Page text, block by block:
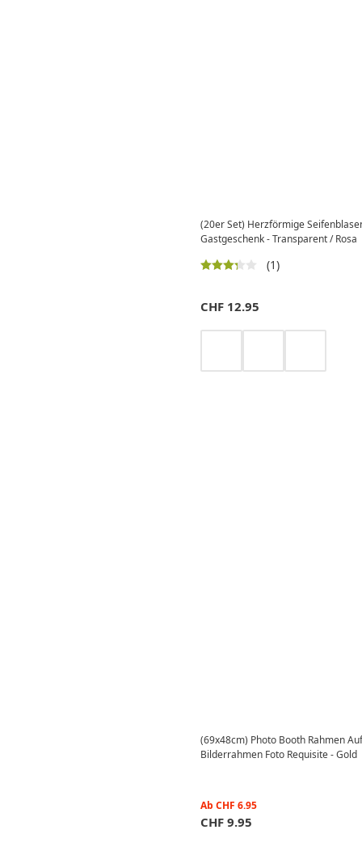
(20er Set) Herzförmige
Gastgeschenk - Transparent / Rosa
(1)
CHF 12.95
(69x48cm) Photo Booth Rahmen
Bilderrahmen Foto Requisite - Gold
Ab CHF 6.95
CHF 9.95